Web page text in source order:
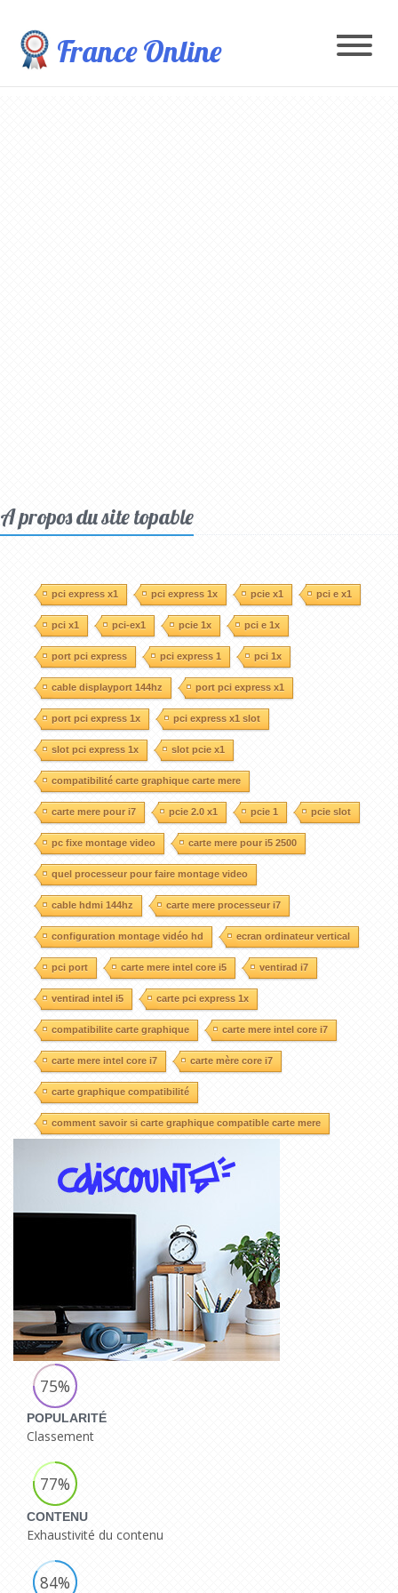
France Online
A propos du site topable
pci express x1 pci express 1x pcie x1 pci e x1
pci x1 pci-ex1 pcie 1x pci e 1x
port pci express pci express 1 pci 1x
cable displayport 144hz port pci express x1
port pci express 1x pci express x1 slot
slot pci express 1x slot pcie x1
compatibilité carte graphique carte mere
carte mere pour i7 pcie 2.0 x1 pcie 1 pcie slot
pc fixe montage video carte mere pour i5 2500
quel processeur pour faire montage video
cable hdmi 144hz carte mere processeur i7
configuration montage vidéo hd ecran ordinateur vertical
pci port carte mere intel core i5 ventirad i7
ventirad intel i5 carte pci express 1x
compatibilite carte graphique carte mere intel core i7
carte mere intel core i7 carte mère core i7
carte graphique compatibilité
comment savoir si carte graphique compatible carte mere
75%
POPULARITÉ
Classement
77%
CONTENU
Exhaustivité du contenu
84%